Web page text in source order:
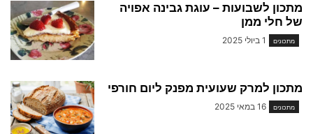
מתכון לשבועות – עוגת גבינה אפויה
של חלי ממן
מתכונים 1 ביולי 2025
מתכון למרק שעועית מפנק ליום חורפי
מתכונים 16 במאי 2025